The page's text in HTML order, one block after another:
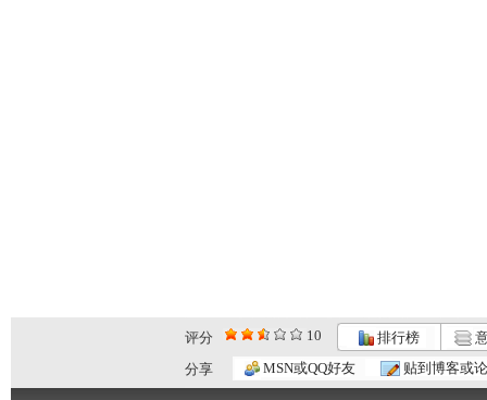
评分 10 排行榜
分享
MSN或QQ好友 贴到博客或